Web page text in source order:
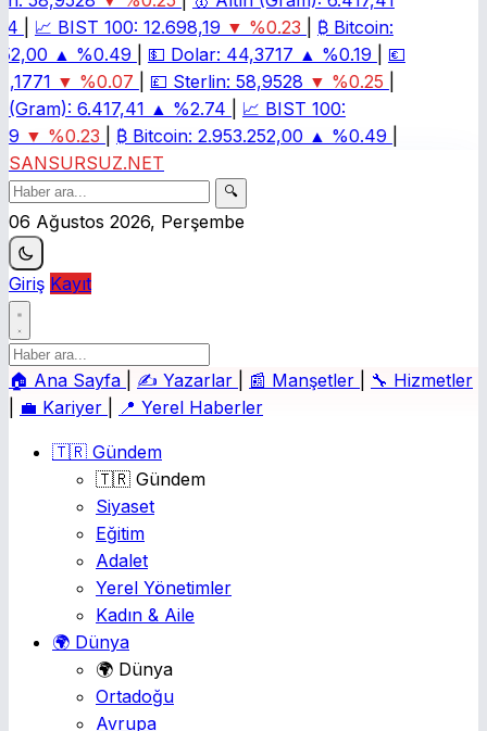
| 📈 BIST 100: 12.698,19 ▼ %0.23 | ₿ Bitcoin:
▲ %0.49 | 💵 Dolar: 44,3717 ▲ %0.19 |
💶
▼ %0.07 | 💷 Sterlin: 58,9528 ▼ %0.25 |
6.417,41 ▲ %2.74 | 📈 BIST 100:
▼ %0.23 | ₿ Bitcoin: 2.953.252,00 ▲ %0.49 |
SANSURSUZ.NET
🔍
06 Ağustos 2026, Perşembe
Giriş Kayıt
🏠 Ana Sayfa ✍️ Yazarlar 📰 Manşetler 🔧 Hizmetler
💼 Kariyer 📍 Yerel Haberler
🇹🇷 Gündem
🇹🇷 Gündem
Siyaset
Eğitim
Adalet
Yerel Yönetimler
Kadın & Aile
🌍 Dünya
🌍 Dünya
Ortadoğu
Avrupa